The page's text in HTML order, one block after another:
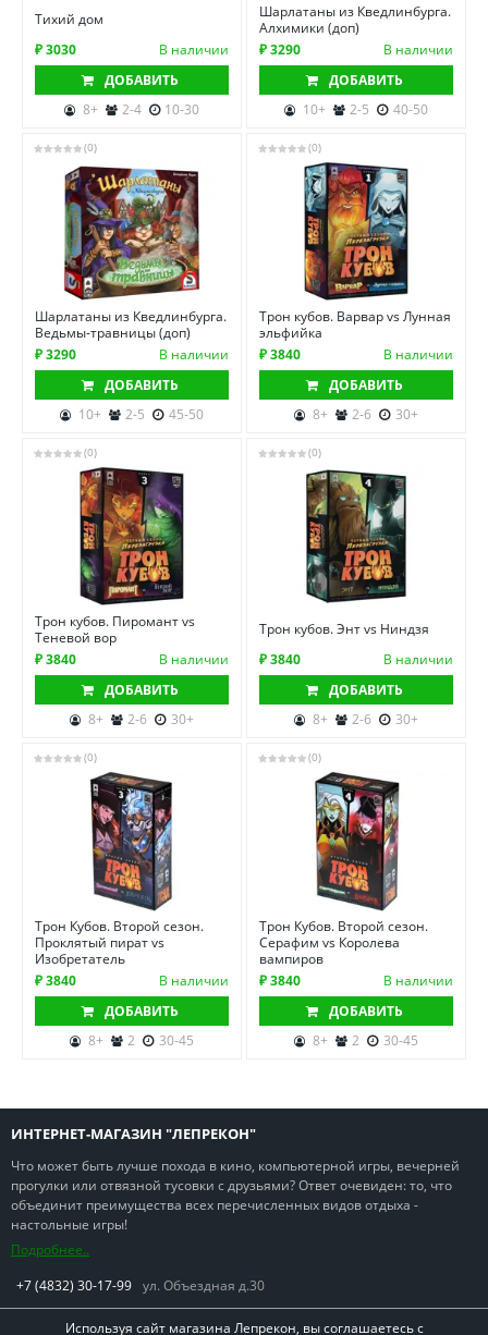
Тихий дом
₽ 3030
В наличии
ДОБАВИТЬ
8+
2-4 10-30
Шарлатаны из Кведлинбурга.
Алхимики (доп)
₽ 3290
В наличии
ДОБАВИТЬ
10+
2-5 40-50
(0)
Шарлатаны из Кведлинбурга.
Ведьмы-травницы (доп)
₽ 3290
В наличии
ДОБАВИТЬ
10+
2-5 45-50
(0)
Трон кубов. Варвар vs Лунная
эльфийка
₽ 3840
В наличии
ДОБАВИТЬ
8+
2-6 30+
(0)
Трон кубов. Пиромант vs
Теневой вор
₽ 3840
В наличии
ДОБАВИТЬ
8+
2-6 30+
(0)
Трон кубов. Энт vs Ниндзя
₽ 3840
В наличии
ДОБАВИТЬ
8+
2-6 30+
(0)
Трон Кубов. Второй сезон.
Проклятый пират vs
Изобретатель
₽ 3840
В наличии
ДОБАВИТЬ
8+
2 30-45
(0)
Трон Кубов. Второй сезон.
Серафим vs Королева
вампиров
₽ 3840
В наличии
ДОБАВИТЬ
8+
2 30-45
ИНТЕРНЕТ-МАГАЗИН "ЛЕПРЕКОН"
Что может быть лучше похода в кино, компьютерной игры, вечерней
прогулки или отвязной тусовки с друзьями? Ответ очевиден: то, что
объединит преимущества всех перечисленных видов отдыха -
настольные игры!
Подробнее..
+7 (4832) 30-17-99 ул. Объездная д.30
Используя сайт магазина Лепрекон, вы соглашаетесь с